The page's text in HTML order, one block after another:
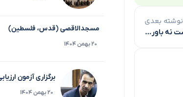
نوشته بعدی
تکلیف ما در برابر قرآن عمل است نه باور صرف مسجدالاقصی (قدس، فلسطین)
۲۰ بهمن ۱۴۰۴
برگزاری آزمون
۲۰ بهمن ۱۴۰۴